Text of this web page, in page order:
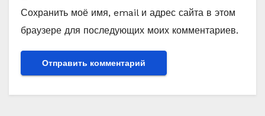
Сохранить моё имя, email и адрес сайта в этом
браузере для последующих моих комментариев.